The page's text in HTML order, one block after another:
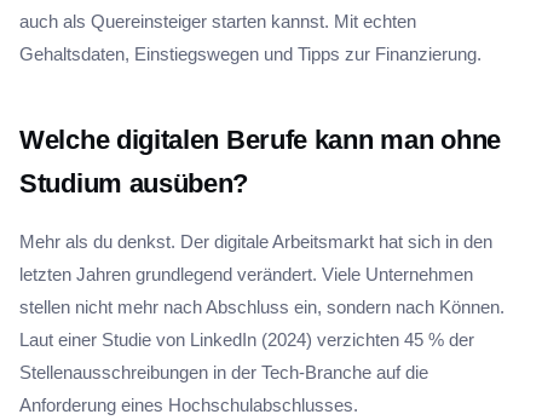
auch als Quereinsteiger starten kannst. Mit echten
Gehaltsdaten, Einstiegswegen und Tipps zur Finanzierung.
Welche digitalen Berufe kann man ohne
Studium ausüben?
Mehr als du denkst. Der digitale Arbeitsmarkt hat sich in den
letzten Jahren grundlegend verändert. Viele Unternehmen
stellen nicht mehr nach Abschluss ein, sondern nach Können.
Laut einer Studie von LinkedIn (2024) verzichten 45 % der
Stellenausschreibungen in der Tech-Branche auf die
Anforderung eines Hochschulabschlusses.